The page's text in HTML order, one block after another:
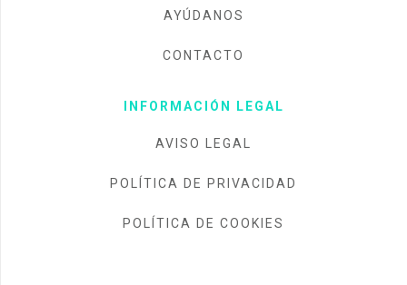
AYÚDANOS
CONTACTO
INFORMACIÓN LEGAL
AVISO LEGAL
POLÍTICA DE PRIVACIDAD
POLÍTICA DE COOKIES